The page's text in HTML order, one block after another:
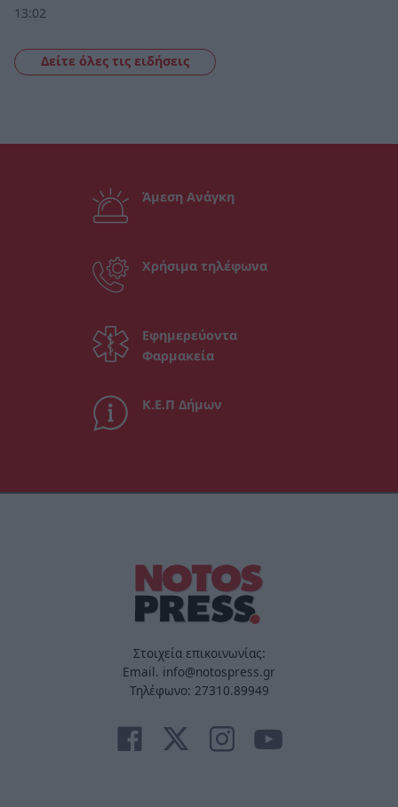
13:02
Δείτε όλες τις ειδήσεις
Άμεση Ανάγκη
Χρήσιμα τηλέφωνα
Εφημερεύοντα
Φαρμακεία
Κ.Ε.Π Δήμων
Στοιχεία επικοινωνίας:
Email. info@notospress.gr
Τηλέφωνο: 27310.89949